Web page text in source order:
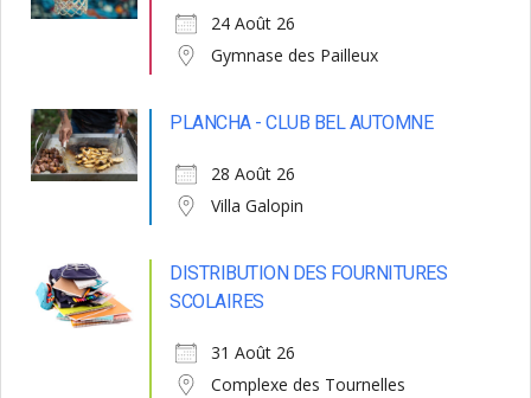
24 Août 26
Gymnase des Pailleux
PLANCHA - CLUB BEL AUTOMNE
28 Août 26
Villa Galopin
DISTRIBUTION DES FOURNITURES
SCOLAIRES
31 Août 26
Complexe des Tournelles